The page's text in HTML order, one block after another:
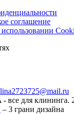
соглашение
все для клининга.
– 3 грани дизайна